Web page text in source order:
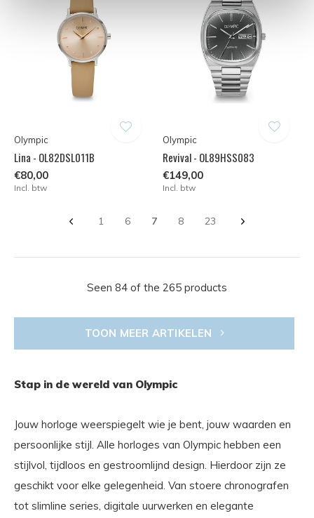
Olympic
Lina - OL82DSL011B
€80,00
Incl. btw
Olympic
Revival - OL89HSS083
€149,00
Incl. btw
1 6 7 8 23
Seen 84 of the 265 products
TOON MEER ARTIKELEN
Stap in de wereld van Olympic
Jouw horloge weerspiegelt wie je bent, jouw waarden en
persoonlijke stijl. Alle horloges van Olympic hebben een
stijlvol, tijdloos en gestroomlijnd design. Hierdoor zijn ze
geschikt voor elke gelegenheid. Van stoere chronografen
tot slimline series, digitale uurwerken en elegante